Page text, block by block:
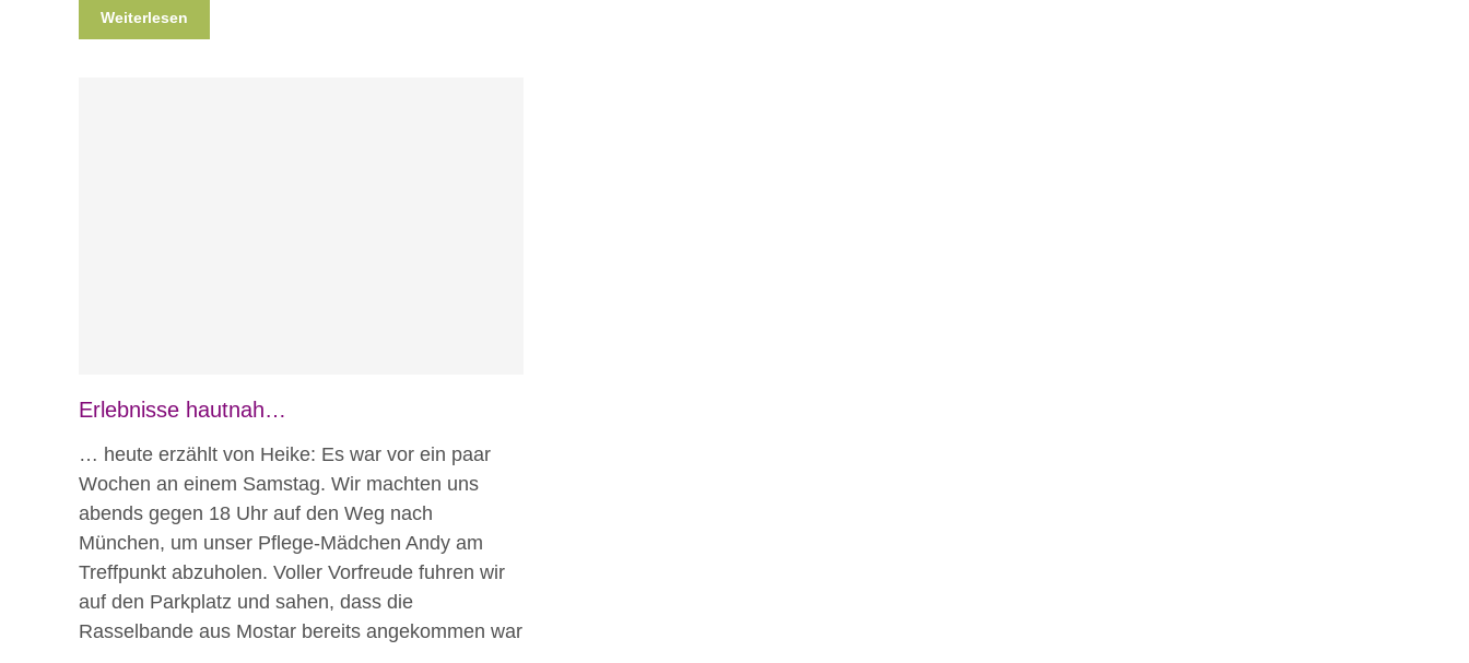
Weiterlesen
Erlebnisse hautnah…
… heute erzählt von Heike: Es war vor ein paar
Wochen an einem Samstag. Wir machten uns
abends gegen 18 Uhr auf den Weg nach
München, um unser Pflege-Mädchen Andy am
Treffpunkt abzuholen. Voller Vorfreude fuhren wir
auf den Parkplatz und sahen, dass die
Rasselbande aus Mostar bereits angekommen war